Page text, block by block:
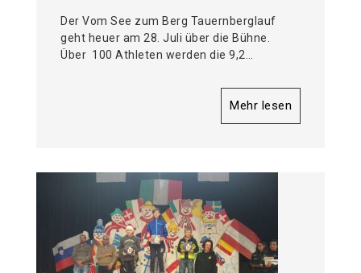
Der Vom See zum Berg Tauernberglauf
geht heuer am 28. Juli über die Bühne.
Über 100 Athleten werden die 9,2…
Mehr lesen